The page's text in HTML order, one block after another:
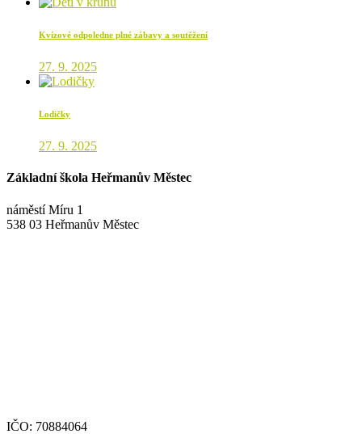
Kvízové odpoledne plné zábavy a soutěžení
27. 9. 2025
Lodičky
27. 9. 2025
Základní škola Heřmanův Městec
náměstí Míru 1
538 03 Heřmanův Městec
IČO: 70884064